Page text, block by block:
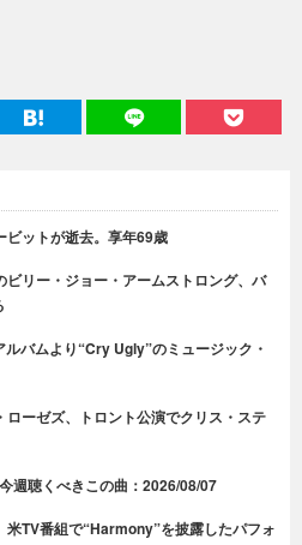
ビットが逝去。享年69歳
ビリー・ジョー・アームストロング、バ
バムより“Cry Ugly”のミュージック・
ローゼズ、トロント公演でクリス・ステ
週聴くべきこの曲：2026/08/07
米TV番組で“Harmony”を披露したパフォ